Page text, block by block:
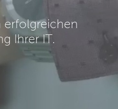
erfolgreichen
Ihrer IT.